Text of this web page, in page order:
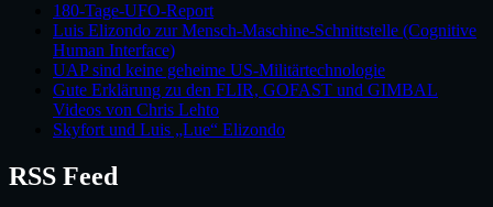
180-Tage-UFO-Report
Luis Elizondo zur Mensch-Maschine-Schnittstelle (Cognitive
Human Interface)
UAP sind keine geheime US-Militärtechnologie
Gute Erklärung zu den FLIR, GOFAST und GIMBAL
Videos von Chris Lehto
Skyfort und Luis „Lue“ Elizondo
RSS Feed